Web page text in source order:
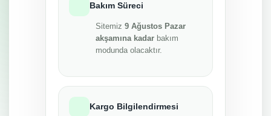
Bakım Süreci
Sitemiz 9 Ağustos Pazar
akşamına kadar bakım
modunda olacaktır.
Kargo Bilgilendirmesi